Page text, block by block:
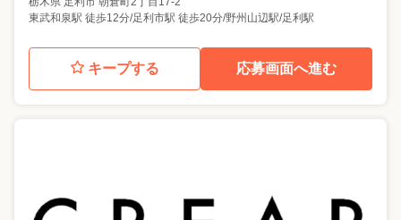
東武和泉駅 徒歩12分/足利市駅 徒歩20分/野州山辺駅/足利駅
キープする 応募画面へ進む